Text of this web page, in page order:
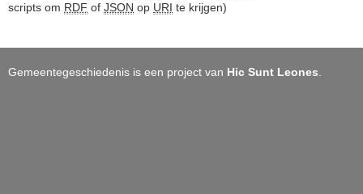
scripts om RDF of JSON op URI te krijgen)
Gemeentegeschiedenis is een project van Hic Sunt Leones